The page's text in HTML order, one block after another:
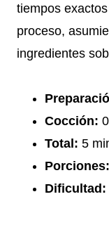
tiempos
proceso,
ingredientes
Cocción:
Total: 5
Porciones:
Dificultad: